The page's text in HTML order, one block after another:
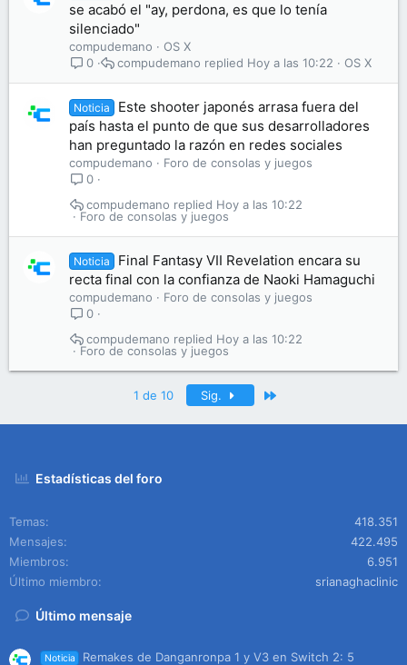
se acabó el "ay, perdona, es que lo tenía
silenciado"
compudemano
OS X
0
OS X
Hoy a las 10:22
compudemano
Noticia
Este shooter japonés arrasa fuera del
país hasta el punto de que sus desarrolladores
han preguntado la razón en redes sociales
compudemano
Foro de consolas y juegos
0
Foro de consolas y juegos
Hoy a las 10:22
compudemano
Noticia
Final Fantasy VII Revelation encara su
recta final con la confianza de Naoki Hamaguchi
compudemano
Foro de consolas y juegos
0
Foro de consolas y juegos
Hoy a las 10:22
compudemano
1 de 10 Sig.
Estadísticas del foro
Temas
418.351
Mensajes
422.495
Miembros
6.951
Último miembro
srianaghaclinic
Último mensaje
Noticia
Remakes de Danganronpa 1 y V3 en Switch 2: 5